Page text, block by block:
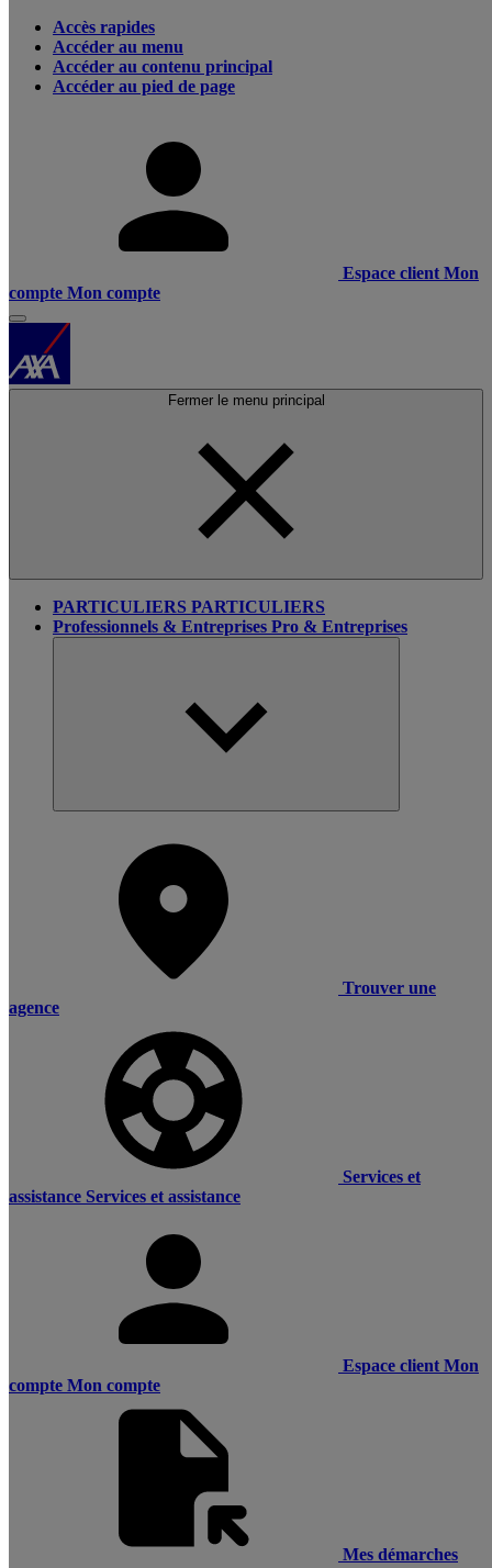
Accès rapides
Accéder au menu
Accéder au contenu principal
Accéder au pied de page
Espace client Mon
compte Mon compte
Fermer le menu principal
PARTICULIERS PARTICULIERS
Professionnels & Entreprises Pro & Entreprises
Trouver une
agence
Services et
assistance Services et assistance
Espace client Mon
compte Mon compte
Mes démarches